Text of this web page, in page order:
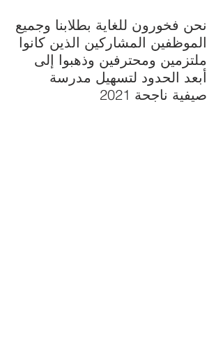
نحن فخورون للغاية بطلابنا وجميع
الموظفين المشاركين الذين كانوا
ملتزمين ومحترفين وذهبوا إلى
أبعد الحدود لتسهيل مدرسة
صيفية ناجحة 2021